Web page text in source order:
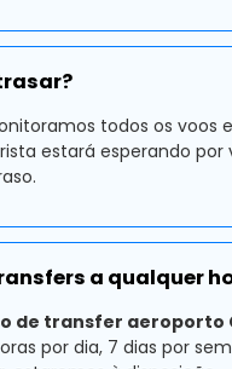
todos os voos
estará esperando por
a qualquer
de transfer aeroporto
por dia, 7 dias por